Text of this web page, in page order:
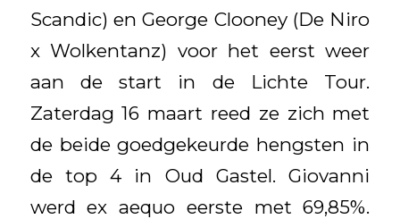
Scandic) en George Clooney (De Niro
x Wolkentanz) voor het eerst weer
aan de start in de Lichte Tour.
Zaterdag 16 maart reed ze zich met
de beide goedgekeurde hengsten in
de top 4 in Oud Gastel. Giovanni
werd ex aequo eerste met 69,85%.